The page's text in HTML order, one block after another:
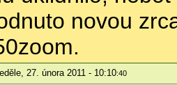
novou
27. února 2011 - 10:10:40